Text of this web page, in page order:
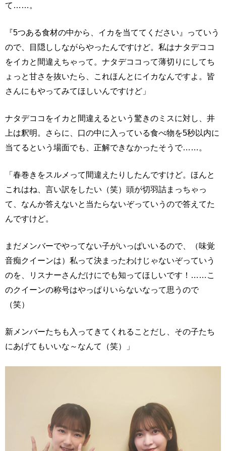
て……。
『5つある食材の中から、イカを当ててください』っていう
ので、目隠ししながらやったんですけど。私はナタデココ
をイカと間違えちゃって。ナタデココって薄切りにしてち
ょっと甘さを抜いたら、これほんとにイカなんですよ。皆
さんにもやってみてほしいんですけど」
ナタデココをイカと間違えるという驚きのミスに対し、井
上は釈明。さらに、口の中に入っている食べ物を5秒以内に
当てるという場面でも、正解できなかったそうで……。
「春巻きをスルメって間違えたりしたんですけど。ほんと
これはね、言い訳をしたい（笑）頭が切羽詰まっちゃっ
て、なんか答えないと当たらないぞっていうので答えてた
んですけど。
まだメンバーでやってない子がいっぱいいるので、（味覚
音痴クイーンは）私って決まったわけじゃないぞっていう
のを、リスナーさんだけにでも知ってほしいです！……こ
のクイーンの称号はやっぱりいらないなって思うので
（笑）
新メンバーたちも入ってきてくれることだし、その子たち
にあげてもいいな～なんて（笑）」